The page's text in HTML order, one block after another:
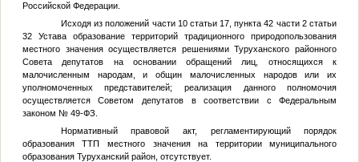
Российской Федерации.
Исходя из положений части 10 статьи 17, пункта 42 части 2 статьи
32 Устава образование территорий традиционного природопользования
местного значения осуществляется решениями Туруханского районного
Совета депутатов на основании обращений лиц, относящихся к
малочисленным народам, и общин малочисленных народов или их
уполномоченных представителей; реализация данного полномочия
осуществляется Советом депутатов в соответствии с Федеральным
законом № 49-ФЗ.
Нормативный правовой акт, регламентирующий порядок
образования ТТП местного значения на территории муниципального
образования Туруханский район, отсутствует.